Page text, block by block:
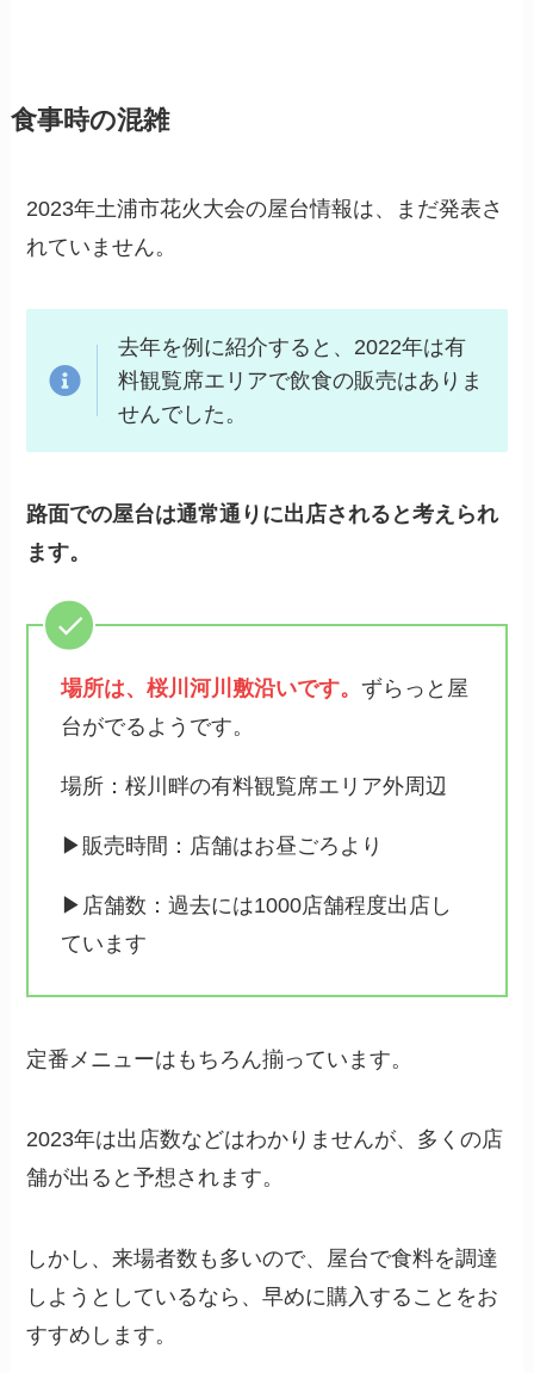
食事時の混雑
2023年土浦市花火大会の屋台情報は、まだ発表さ
れていません。
去年を例に紹介すると、2022年は有
料観覧席エリアで飲食の販売はありま
せんでした。
路面での屋台は通常通りに出店されると考えられ
ます。
場所は、桜川河川敷沿いです。ずらっと屋
台がでるようです。
場所：桜川畔の有料観覧席エリア外周辺
▶販売時間：店舗はお昼ごろより
▶店舗数：過去には1000店舗程度出店し
ています
定番メニューはもちろん揃っています。
2023年は出店数などはわかりませんが、多くの店
舗が出ると予想されます。
しかし、来場者数も多いので、屋台で食料を調達
しようとしているなら、早めに購入することをお
すすめします。